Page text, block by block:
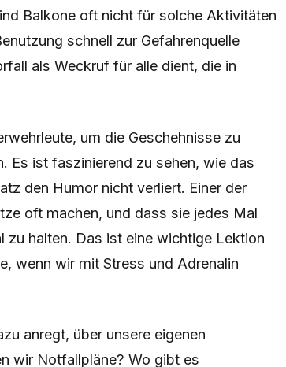
Balkone oft nicht für solche Aktivitäten
schnell zur Gefahrenquelle
als Weckruf für alle dient, die in
um die Geschehnisse zu
Es ist faszinierend zu sehen, wie das
den Humor nicht verliert. Einer der
oft machen, und dass sie jedes Mal
halten. Das ist eine wichtige Lektion
wenn wir mit Stress und Adrenalin
anregt, über unsere eigenen
wir Notfallpläne? Wo gibt es